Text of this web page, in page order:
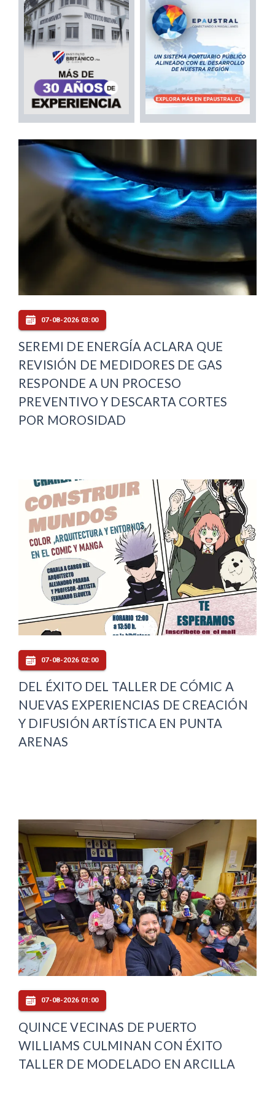
07-08-2026 03:00
SEREMI DE ENERGÍA ACLARA QUE
REVISIÓN DE MEDIDORES DE GAS
RESPONDE A UN PROCESO
PREVENTIVO Y DESCARTA CORTES
POR MOROSIDAD
07-08-2026 02:00
DEL ÉXITO DEL TALLER DE CÓMIC A
NUEVAS EXPERIENCIAS DE CREACIÓN
Y DIFUSIÓN ARTÍSTICA EN PUNTA
ARENAS
07-08-2026 01:00
QUINCE VECINAS DE PUERTO
WILLIAMS CULMINAN CON ÉXITO
TALLER DE MODELADO EN ARCILLA